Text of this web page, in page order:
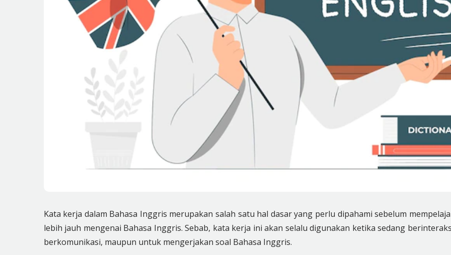
Kata kerja dalam Bahasa Inggris merupakan salah satu hal dasar yang perlu dipahami sebelum
lebih jauh mengenai Bahasa Inggris. Sebab, kata kerja ini akan selalu digunakan ketika sedang
berkomunikasi, maupun untuk mengerjakan soal Bahasa Inggris.